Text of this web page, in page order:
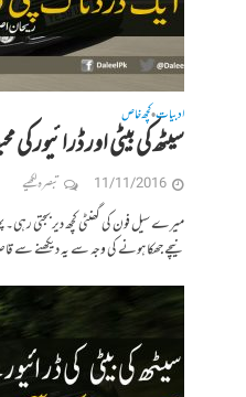
ادبیات•کچھ خاص
سیٹھ کی بیٹی اور ڈرائیور کی محبت (2) –
11/11/2016 تبصرہ لکھیے
میرے سیل فون کی گھنٹی کچھ دیر بجتی رہی۔
نیچے جھکا ہونے کی وجہ سے یہ دیکھنے سے